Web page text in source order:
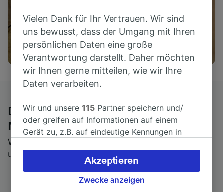
Aktivitäten
Die ehrliche Meinung von Trainline-
Nutzern
Wer könnte Ihnen besseres Feedback geben als
unsere Kunden selbst?
Vielen Dank für Ihr Vertrauen. Wir sind
uns bewusst, dass der Umgang mit Ihren
persönlichen Daten eine große
Verantwortung darstellt. Daher möchten
wir Ihnen gerne mitteilen, wie wir Ihre
Daten verarbeiten.
Wir und unsere115 Partner speichern und/
oder greifen auf Informationen auf einem
Gerät zu, z.B. auf eindeutige Kennungen in
verarbeiten. Sie können Ihre Präferenzen
akzeptieren oder verwalten, einschließlich
Ihres Widerspruchsrechts bei berechtigtem
Zwecke anzeigen
Akzeptieren